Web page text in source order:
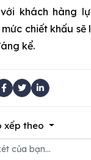
khách hàng
chiết khấu sẽ
kể.
xếp theo